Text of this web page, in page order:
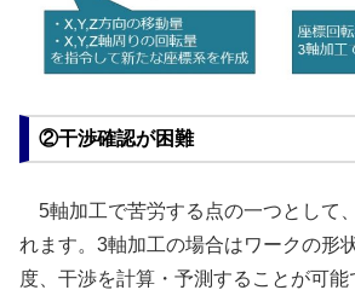
②干渉確認が困難
5軸加工で苦労する点の一つとして
れます。3軸加工の場合はワークの形
度、干渉を計算・予測することが可能